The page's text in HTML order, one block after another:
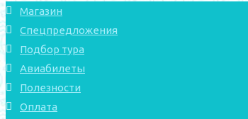
Магазин
Спецпредложения
Подбор тура
Авиабилеты
Полезности
Оплата